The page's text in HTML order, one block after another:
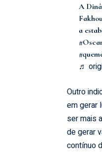
A
a
♬
Outro
em gerar
ser mais
de gerar
contínuo